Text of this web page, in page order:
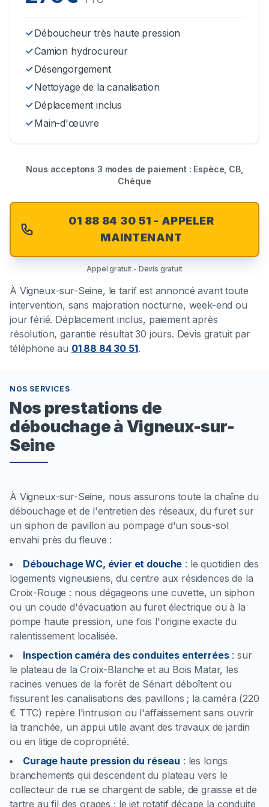
Déboucheur très haute pression
Camion hydrocureur
Désengorgement
Nettoyage de la canalisation
Déplacement inclus
Main-d'œuvre
Nous acceptons 3 modes de paiement : Espèce, CB,
Chèque
01 88 84 30 51 - APPELER
MAINTENANT
Appel gratuit - Devis gratuit
À Vigneux-sur-Seine, le tarif est annoncé avant toute
intervention, sans majoration nocturne, week-end ou
jour férié. Déplacement inclus, paiement après
résolution, garantie résultat 30 jours. Devis gratuit par
téléphone au 01 88 84 30 51.
NOS SERVICES
Nos prestations de
débouchage à Vigneux-sur-
Seine
À Vigneux-sur-Seine, nous assurons toute la chaîne du
débouchage et de l'entretien des réseaux, du furet sur
un siphon de pavillon au pompage d'un sous-sol
envahi près du fleuve :
Débouchage WC, évier et douche : le quotidien des
logements vigneusiens, du centre aux résidences de la
Croix-Rouge : nous dégageons une cuvette, un siphon
ou un coude d'évacuation au furet électrique ou à la
pompe haute pression, une fois l'origine exacte du
ralentissement localisée.
Inspection caméra des conduites enterrées: sur
le plateau de la Croix-Blanche et au Bois Matar, les
racines venues de la forêt de Sénart déboîtent ou
fissurent les canalisations des pavillons ; la caméra (220
€ TTC) repère l'intrusion ou l'affaissement sans ouvrir
la tranchée, un appui utile avant des travaux de jardin
ou en litige de copropriété.
Curage haute pression du réseau : les longs
branchements qui descendent du plateau vers le
collecteur de rue se chargent de sable, de graisse et de
tartre au fil des orages ; le jet rotatif décape la conduite